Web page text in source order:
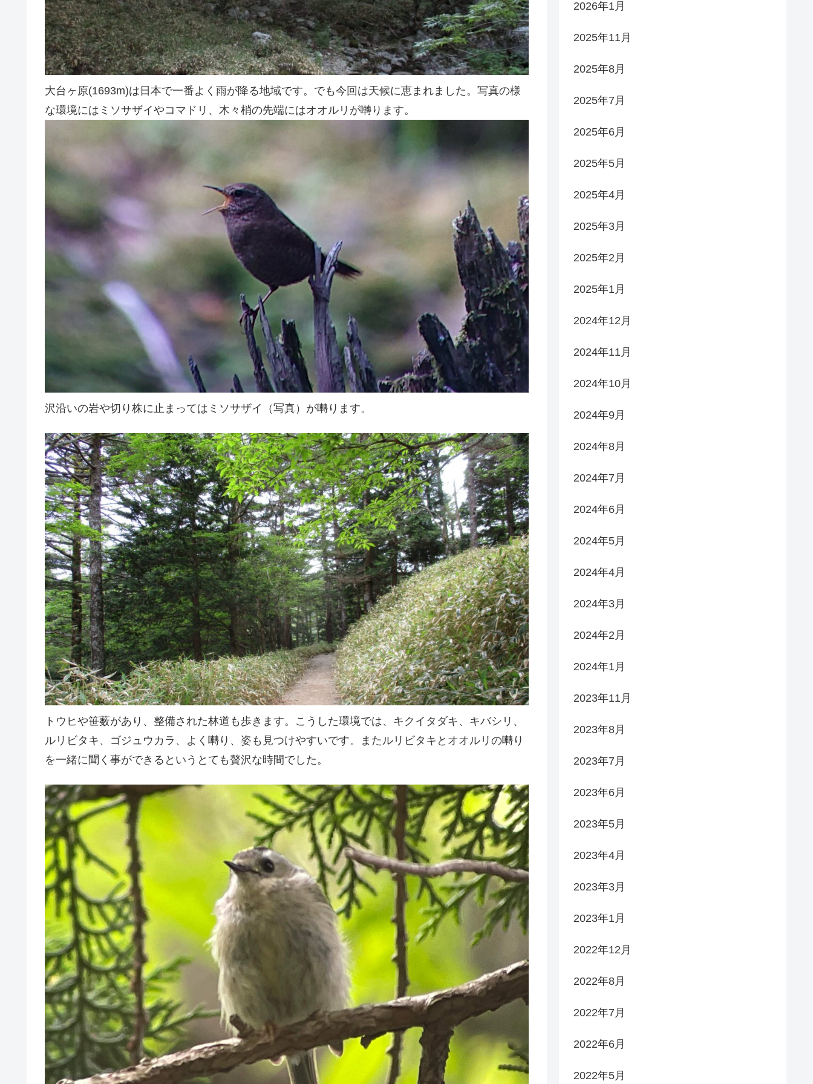
大台ヶ原(1693m)は日本で一番よく雨が降る地域です。でも今回は天候に恵まれました。写真の様
な環境にはミソサザイやコマドリ、木々梢の先端にはオオルリが囀ります。
沢沿いの岩や切り株に止まってはミソサザイ（写真）が囀ります。
トウヒや笹薮があり、整備された林道も歩きます。こうした環境では、キクイタダキ、キバシリ、
ルリビタキ、ゴジュウカラ、よく囀り、姿も見つけやすいです。またルリビタキとオオルリの囀り
を一緒に聞く事ができるというとても贅沢な時間でした。
2026年1月
2025年11月
2025年8月
2025年7月
2025年6月
2025年5月
2025年4月
2025年3月
2025年2月
2025年1月
2024年12月
2024年11月
2024年10月
2024年9月
2024年8月
2024年7月
2024年6月
2024年5月
2024年4月
2024年3月
2024年2月
2024年1月
2023年11月
2023年8月
2023年7月
2023年6月
2023年5月
2023年4月
2023年3月
2023年1月
2022年12月
2022年8月
2022年7月
2022年6月
2022年5月